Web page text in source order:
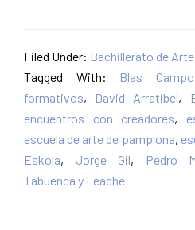
Filed Under: Bachillerato de
Tagged With:
Blas
formativos, David Arratibel,
encuentros con creadores,
escuela de arte de pamplona,
Eskola, Jorge Gil, Pedro
Tabuenca y Leache